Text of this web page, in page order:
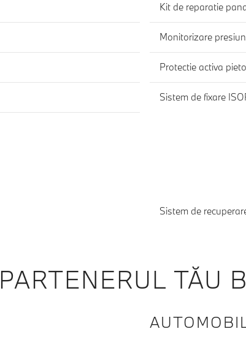
Kit de reparatie
Monitorizare
Protectie activa
Sistem de fixare
Sistem de
PARTENERUL TĂU